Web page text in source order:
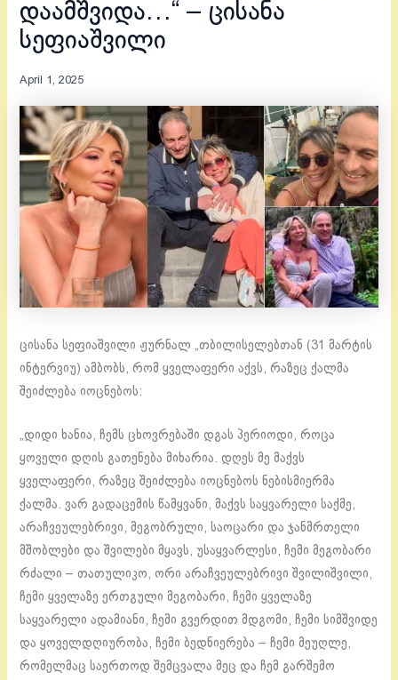
დაამშვიდა…“ – ცისანა
სეფიაშვილი
April 1, 2025
ცისანა სეფიაშვილი ჟურნალ „თბილისელებთან (31 მარტის
ინტერვიუ) ამბობს, რომ ყველაფერი აქვს, რაზეც ქალმა
შეიძლება იოცნებოს:
„დიდი ხანია, ჩემს ცხოვრებაში დგას პერიოდი, როცა
ყოველი დღის გათენება მიხარია. დღეს მე მაქვს
ყველაფერი, რაზეც შეიძლება იოცნებოს ნებისმიერმა
ქალმა. ვარ გადაცემის წამყვანი, მაქვს საყვარელი საქმე,
არაჩვეულებრივი, მეგობრული, საოცარი და ჯანმრთელი
მშობლები და შვილები მყავს, უსაყვარლესი, ჩემი მეგობარი
რძალი – თათულიკო, ორი არაჩვეულებრივი შვილიშვილი,
ჩემი ყველაზე ერთგული მეგობარი, ჩემი ყველაზე
საყვარელი ადამიანი, ჩემი გვერდით მდგომი, ჩემი სიმშვიდე
და ყოველდღიურობა, ჩემი ბედნიერება – ჩემი მეუღლე,
რომელმაც საერთოდ შემცვალა მეც და ჩემ გარშემო